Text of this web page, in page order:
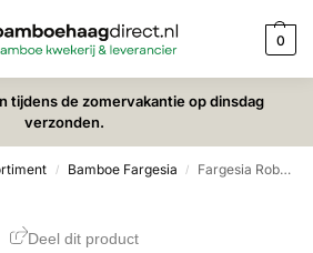
0
tijdens de zomervakantie op dinsdag
verzonden.
/ Bamboe Fargesia / Fargesia Robusta Wolong 15L – 150+ cm
Deel dit product